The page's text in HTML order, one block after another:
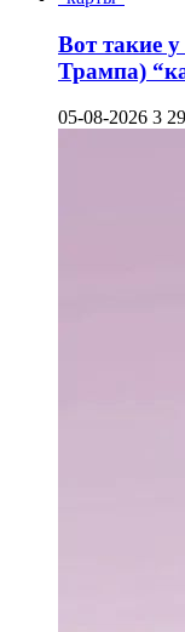
Вот такие
Трампа)
05-08-2026 3